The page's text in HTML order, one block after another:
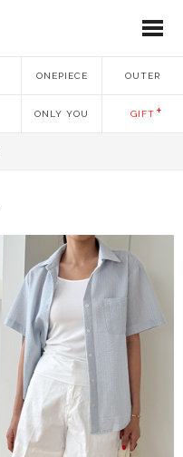
ONEPIECE OUTER
ONLY YOU GIFT